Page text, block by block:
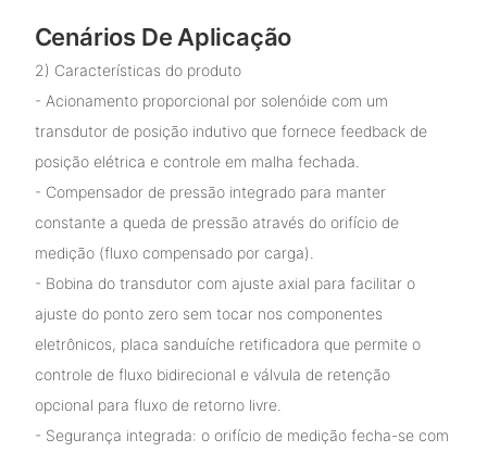
Cenários De Aplicação
2) Características do produto
- Acionamento proporcional por solenóide com um
transdutor de posição indutivo que fornece feedback de
posição elétrica e controle em malha fechada.
- Compensador de pressão integrado para manter
constante a queda de pressão através do orifício de
medição (fluxo compensado por carga).
- Bobina do transdutor com ajuste axial para facilitar o
ajuste do ponto zero sem tocar nos componentes
eletrônicos, placa sanduíche retificadora que permite o
controle de fluxo bidirecional e válvula de retenção
opcional para fluxo de retorno livre.
- Segurança integrada: o orifício de medição fecha-se com